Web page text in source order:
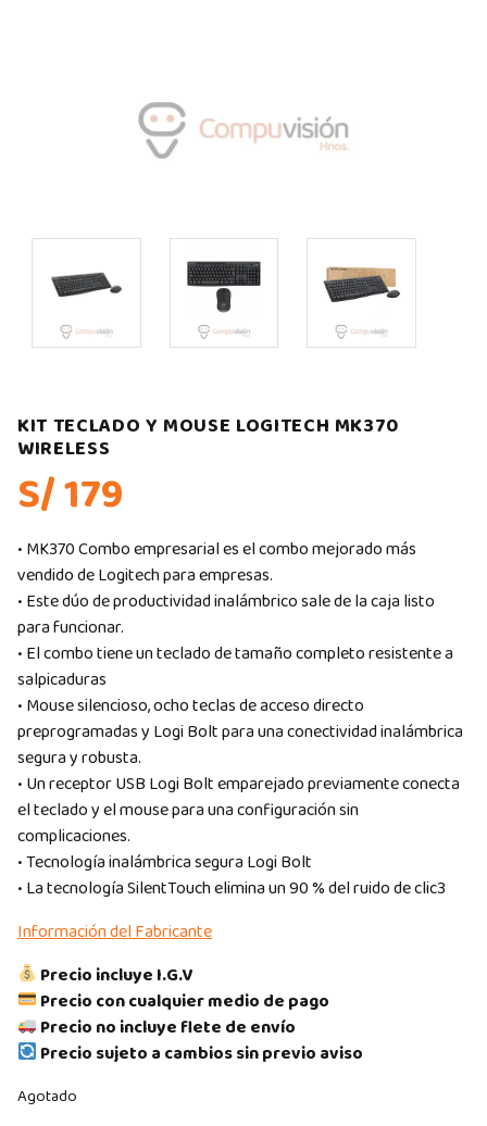
KIT TECLADO Y MOUSE LOGITECH MK370
WIRELESS
S/ 179
• MK370 Combo empresarial es el combo mejorado más
vendido de Logitech para empresas.
• Este dúo de productividad inalámbrico sale de la caja listo
para funcionar.
• El combo tiene un teclado de tamaño completo resistente a
salpicaduras
• Mouse silencioso, ocho teclas de acceso directo
preprogramadas y Logi Bolt para una conectividad inalámbrica
segura y robusta.
• Un receptor USB Logi Bolt emparejado previamente conecta
el teclado y el mouse para una configuración sin
complicaciones.
• Tecnología inalámbrica segura Logi Bolt
• La tecnología SilentTouch elimina un 90 % del ruido de clic3
Información del Fabricante
Precio incluye I.G.V
Precio con cualquier medio de pago
Precio no incluye flete de envío
Precio sujeto a cambios sin previo aviso
Agotado